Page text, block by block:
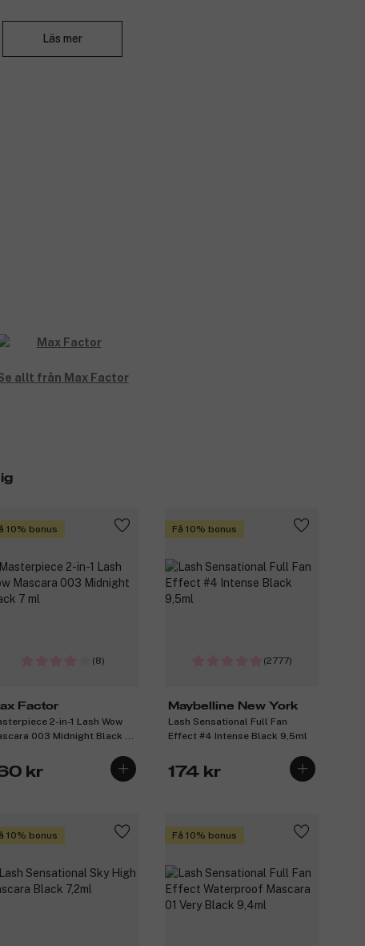
Läs mer
allt från Max Factor
10% bonus
(8)
Factor
2-in-1 Lash Wow
003 Midnight Black 7
kr
Få 10% bonus
(2777)
Maybelline New York
Lash Sensational Full Fan
Effect #4 Intense Black 9,5ml
174 kr
10% bonus Få 10% bonus